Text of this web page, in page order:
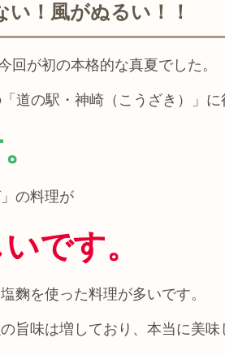
！風がぬるい！！
が初の本格的な真夏でした。
の駅・神崎（こうざき）」に
の料理が
です。
麴を使った料理が多いです。
旨味は増しており、本当に美味